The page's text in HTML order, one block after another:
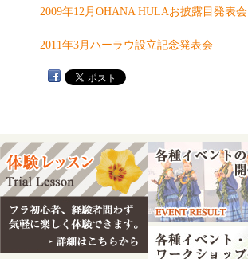
2009年12月OHANA HULAお披露目発表会
2011年3月ハーラウ設立記念発表会